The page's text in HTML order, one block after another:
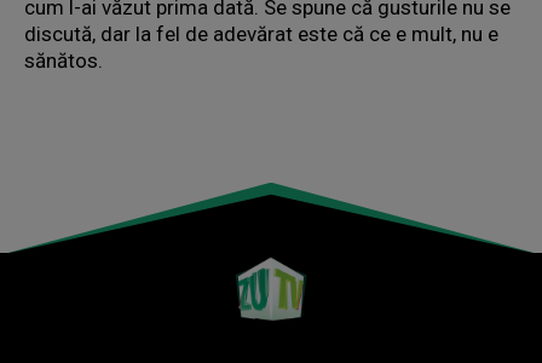
cum l-ai văzut prima dată. Se spune că gusturile nu se
discută, dar la fel de adevărat este că ce e mult, nu e
sănătos.